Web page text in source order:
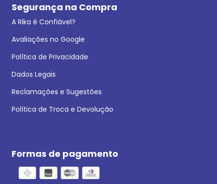
Segurança na Compra
A Rika é Confiável?
Avaliações no Google
Política de Privacidade
Dados Legais
Reclamações e Sugestões
Política de Troca e Devolução
Formas de pagamento